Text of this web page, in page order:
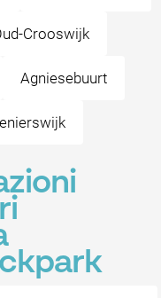
Crooswijk
Agniesebuurt